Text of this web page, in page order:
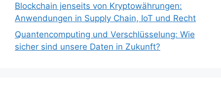
Blockchain jenseits von Kryptowährungen:
Anwendungen in Supply Chain, IoT und Recht
Quantencomputing und Verschlüsselung: Wie
sicher sind unsere Daten in Zukunft?